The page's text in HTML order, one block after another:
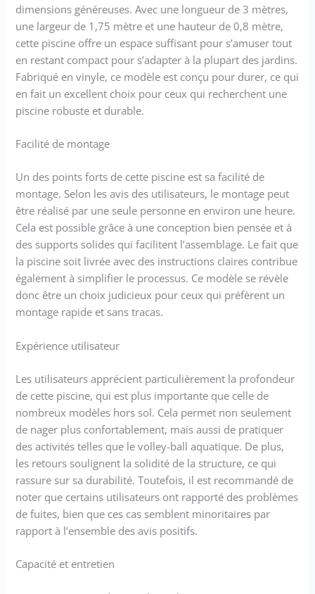
dimensions généreuses. Avec une longueur de 3 mètres,
une largeur de 1,75 mètre et une hauteur de 0,8 mètre,
cette piscine offre un espace suffisant pour s’amuser tout
en restant compact pour s’adapter à la plupart des jardins.
Fabriqué en vinyle, ce modèle est conçu pour durer, ce qui
en fait un excellent choix pour ceux qui recherchent une
piscine robuste et durable.
Facilité de montage
Un des points forts de cette piscine est sa facilité de
montage. Selon les avis des utilisateurs, le montage peut
être réalisé par une seule personne en environ une heure.
Cela est possible grâce à une conception bien pensée et à
des supports solides qui facilitent l’assemblage. Le fait que
la piscine soit livrée avec des instructions claires contribue
également à simplifier le processus. Ce modèle se révèle
donc être un choix judicieux pour ceux qui préfèrent un
montage rapide et sans tracas.
Expérience utilisateur
Les utilisateurs apprécient particulièrement la profondeur
de cette piscine, qui est plus importante que celle de
nombreux modèles hors sol. Cela permet non seulement
de nager plus confortablement, mais aussi de pratiquer
des activités telles que le volley-ball aquatique. De plus,
les retours soulignent la solidité de la structure, ce qui
rassure sur sa durabilité. Toutefois, il est recommandé de
noter que certains utilisateurs ont rapporté des problèmes
de fuites, bien que ces cas semblent minoritaires par
rapport à l’ensemble des avis positifs.
Capacité et entretien